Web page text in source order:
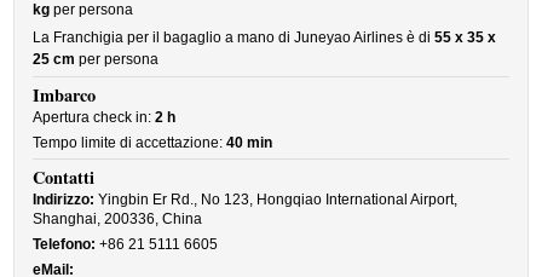
kg per persona
La Franchigia per il bagaglio a mano di Juneyao Airlines è di55 x 35 x
25 cm per persona
Imbarco
Apertura check in:2 h
Tempo limite di accettazione:40 min
Contatti
Indirizzo: Yingbin Er Rd., No 123, Hongqiao International Airport,
Shanghai, 200336, China
Telefono: +86 21 5111 6605
eMail: